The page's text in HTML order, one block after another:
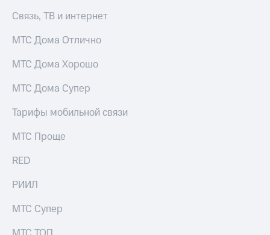
Связь, ТВ и интернет
МТС Дома Отлично
МТС Дома Хорошо
МТС Дома Супер
Тарифы мобильной связи
МТС Проще
RED
РИИЛ
МТС Супер